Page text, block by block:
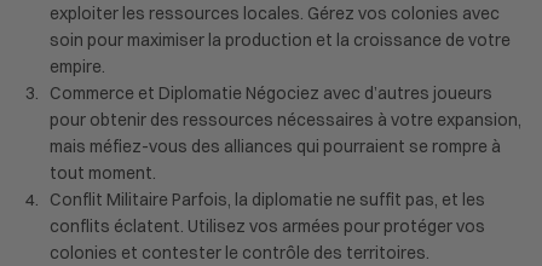
exploiter les ressources locales. Gérez vos colonies avec
soin pour maximiser la production et la croissance de votre
empire.
Commerce et Diplomatie Négociez avec d’autres joueurs
pour obtenir des ressources nécessaires à votre expansion,
mais méfiez-vous des alliances qui pourraient se rompre à
tout moment.
Conflit Militaire Parfois, la diplomatie ne suffit pas, et les
conflits éclatent. Utilisez vos armées pour protéger vos
colonies et contester le contrôle des territoires.